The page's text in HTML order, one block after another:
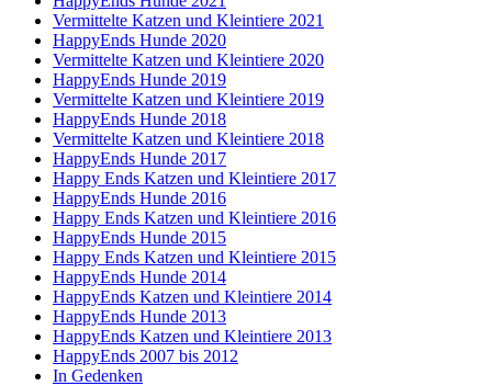
Vermittelte Katzen und Kleintiere 2021
HappyEnds Hunde 2020
Vermittelte Katzen und Kleintiere 2020
HappyEnds Hunde 2019
Vermittelte Katzen und Kleintiere 2019
HappyEnds Hunde 2018
Vermittelte Katzen und Kleintiere 2018
HappyEnds Hunde 2017
Happy Ends Katzen und Kleintiere 2017
HappyEnds Hunde 2016
Happy Ends Katzen und Kleintiere 2016
HappyEnds Hunde 2015
Happy Ends Katzen und Kleintiere 2015
HappyEnds Hunde 2014
HappyEnds Katzen und Kleintiere 2014
HappyEnds Hunde 2013
HappyEnds Katzen und Kleintiere 2013
HappyEnds 2007 bis 2012
In Gedenken